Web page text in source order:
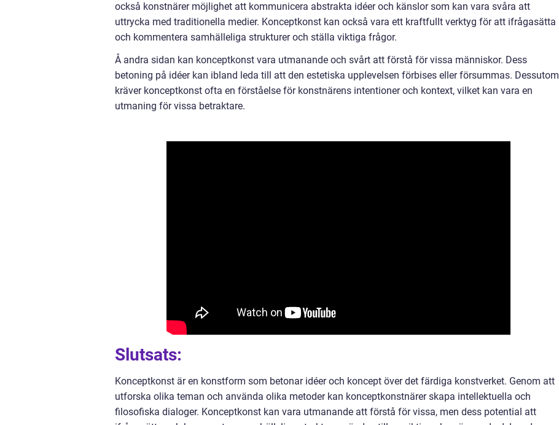
också konstnärer möjlighet att kommunicera abstrakta idéer och känslor som kan vara svåra att
uttrycka med traditionella medier. Konceptkonst kan också vara ett kraftfullt verktyg för att ifrågasätta
och kommentera samhälleliga strukturer och ställa viktiga frågor.
Å andra sidan kan konceptkonst vara utmanande och svårt att förstå för vissa människor. Dess
betoning på idéer kan ibland leda till att den estetiska upplevelsen förbises eller försummas. Dessutom
kräver konceptkonst ofta en förståelse för konstnärens intentioner och kontext, vilket kan vara en
utmaning för vissa betraktare.
Slutsats:
Konceptkonst är en konstform som betonar idéer och koncept över det färdiga konstverket. Genom att
utforska olika teman och använda olika metoder kan konceptkonstnärer skapa intellektuella och
filosofiska dialoger. Konceptkonst kan vara utmanande att förstå för vissa, men dess potential att